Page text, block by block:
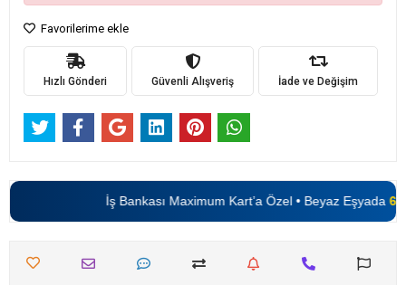
Favorilerime ekle
Hızlı Gönderi Güvenli Alışveriş İade ve Değişim
İş Bankası Maximum Kart’a Özel • Beyaz Eşyada6